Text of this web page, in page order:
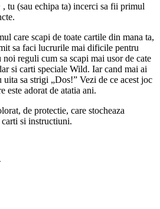
tu (sau echipa ta) incerci sa fii primul
care scapi de toate cartile din mana ta,
sa faci lucrurile mai dificile pentru
reguli cum sa scapi mai usor de cate
si carti speciale Wild. Iar cand mai ai
sa strigi „Dos!” Vezi de ce acest joc
este adorat de atatia ani.
de protectie, care stocheaza
si instructiuni.